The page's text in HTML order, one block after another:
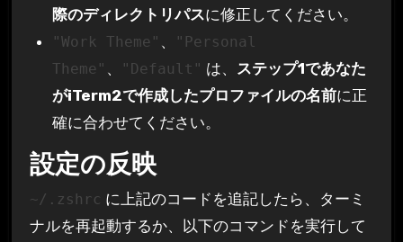
際のディレクトリパスに修正してください。
"Work Theme" 、
"Personal
Theme" 、 "Default" は、 ステップ1であなた
がiTerm2で作成したプロファイルの名前に正
確に合わせてください。
設定の反映
~/.zshrc に上記のコードを追記したら、ターミ
ナルを再起動するか、以下のコマンドを実行して